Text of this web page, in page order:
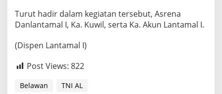
Turut hadir dalam kegiatan tersebut, Asrena
Danlantamal I, Ka. Kuwil, serta Ka. Akun Lantamal I.
(Dispen Lantamal I)
Post Views: 822
Belawan TNI AL